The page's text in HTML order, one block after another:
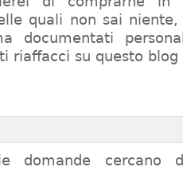
quali non sai
documentati
riaffacci su questo blog
domande cercano